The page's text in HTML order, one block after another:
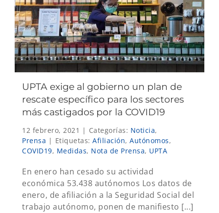
UPTA exige al gobierno un plan de
rescate específico para los sectores
más castigados por la COVID19
12 febrero, 2021 | Categorías: Noticia,
Prensa | Etiquetas: Afiliación, Autónomos,
COVID19, Medidas, Nota de Prensa, UPTA
En enero han cesado su actividad
económica 53.438 autónomos Los datos de
enero, de afiliación a la Seguridad Social del
trabajo autónomo, ponen de manifiesto [...]